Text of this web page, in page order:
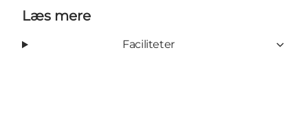
Læs mere
Faciliteter